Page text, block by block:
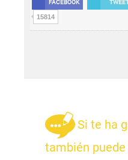
FACEBOOK
15814
Si te ha
también